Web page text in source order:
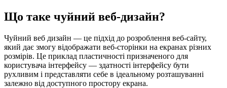
Що таке чуйний веб-дизайн?
Чуйний веб дизайн — це підхід до розроблення веб-сайту,
який дає змогу відображати веб-сторінки на екранах різних
розмірів. Це приклад пластичності призначеного для
користувача інтерфейсу — здатності інтерфейсу бути
рухливим і представляти себе в ідеальному розташуванні
залежно від доступного простору екрана.